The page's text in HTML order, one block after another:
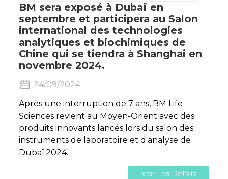
BM sera exposé à Dubaï en
septembre et participera au Salon
international des technologies
analytiques et biochimiques de
Chine qui se tiendra à Shanghai en
novembre 2024.
24/09/2024
Après une interruption de 7 ans, BM Life
Sciences revient au Moyen-Orient avec des
produits innovants lancés lors du salon des
instruments de laboratoire et d'analyse de
Dubaï 2024.
Voir Les Détails